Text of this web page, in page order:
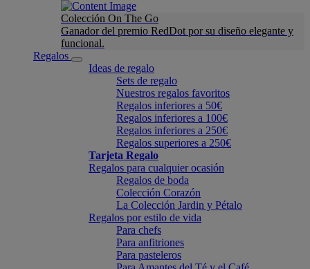
Colección On The Go
Ganador del premio RedDot por su diseño elegante y
funcional.
Regalos
Ideas de regalo
Sets de regalo
Nuestros regalos favoritos
Regalos inferiores a 50€
Regalos inferiores a 100€
Regalos inferiores a 250€
Regalos superiores a 250€
Tarjeta Regalo
Regalos para cualquier ocasión
Regalos de boda
Colección Corazón
La Colección Jardin y Pétalo
Regalos por estilo de vida
Para chefs
Para anfitriones
Para pasteleros